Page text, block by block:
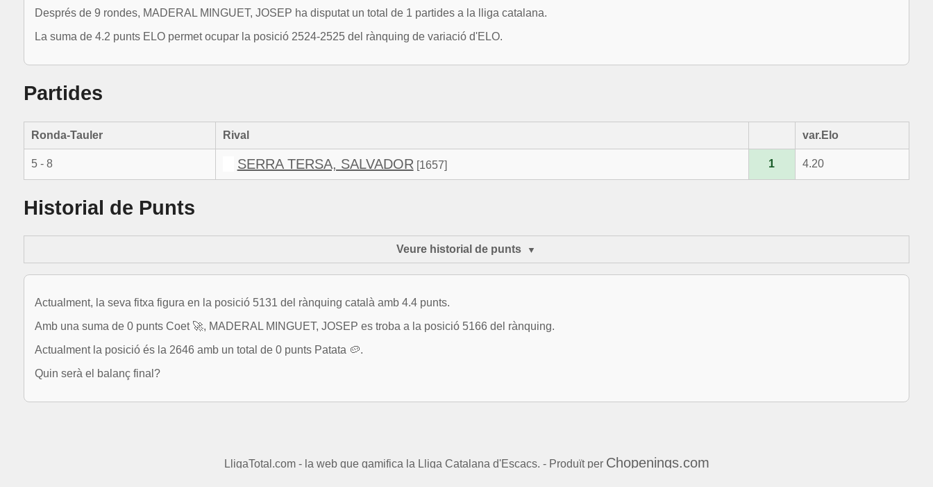
Després de 9 rondes, MADERAL MINGUET, JOSEP ha disputat un total de 1 partides a la lliga catalana.
La suma de 4.2 punts ELO permet ocupar la posició 2524-2525 del rànquing de variació d'ELO.
Partides
Ronda-Tauler Rival var.Elo
5 - 8 SERRA TERSA, SALVADOR [1657] 1 4.20
Historial de Punts
Veure historial de punts
Actualment, la seva fitxa figura en la posició 5131 del rànquing català amb 4.4 punts.
Amb una suma de 0 punts Coet 🚀, MADERAL MINGUET, JOSEP es troba a la posició 5166 del rànquing.
Actualment la posició és la 2646 amb un total de 0 punts Patata 🥔.
Quin serà el balanç final?
LligaTotal.com - la web que gamifica la Lliga Catalana d'Escacs. - Produït per Chopenings.com